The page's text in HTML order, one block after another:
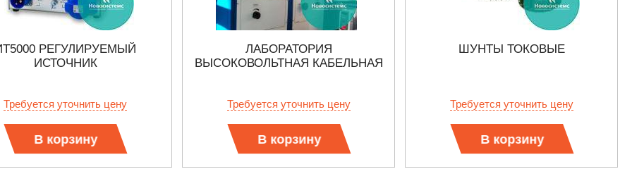
РЕГУЛИРУЕМЫЙ
ИСТОЧНИК
Требуется уточнить цену
В корзину
ЛАБОРАТОРИЯ
ВЫСОКОВОЛЬТНАЯ КАБЕЛЬНАЯ
Требуется уточнить цену
В корзину
ШУНТЫ ТОКОВЫЕ
Требуется уточнить цену
В корзину